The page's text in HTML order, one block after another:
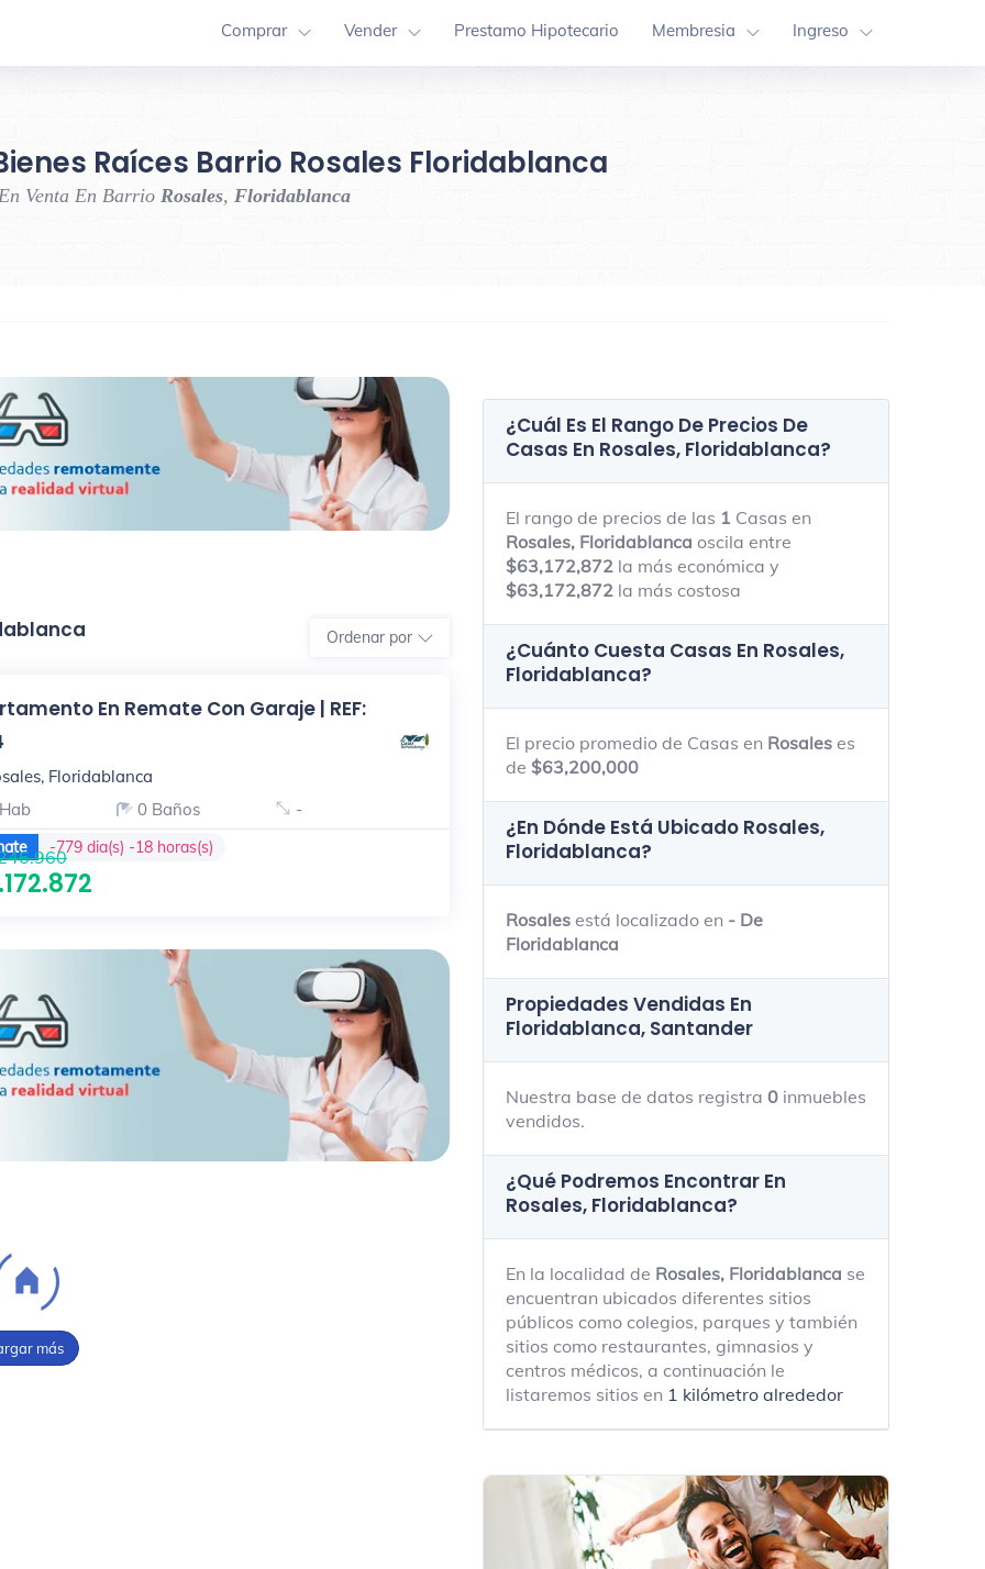
Comprar Vender Prestamo Hipotecario Membresia Ingreso
Raíces Barrio Rosales Floridablanca
Venta En Barrio Rosales, Floridablanca
Ordenar por
En Remate Con Garaje | REF:
Floridablanca
0 Baños -
-779 dia(s) -18 horas(s)
más
¿Cuál Es El Rango De Precios De
Casas En Rosales, Floridablanca?
El rango de precios de las 1 Casas en
Rosales, Floridablanca oscila entre
$63,172,872 la más económica y
$63,172,872 la más costosa
¿Cuánto Cuesta Casas En Rosales,
Floridablanca?
El precio promedio de Casas en Rosales es
de $63,200,000
¿En Dónde Está Ubicado Rosales,
Floridablanca?
Rosales está localizado en - De
Floridablanca
Propiedades Vendidas En
Floridablanca, Santander
Nuestra base de datos registra 0 inmuebles
vendidos.
¿Qué Podremos Encontrar En
Rosales, Floridablanca?
En la localidad de Rosales, Floridablanca se
encuentran ubicados diferentes sitios
públicos como colegios, parques y también
sitios como restaurantes, gimnasios y
centros médicos, a continuación le
listaremos sitios en 1 kilómetro alrededor